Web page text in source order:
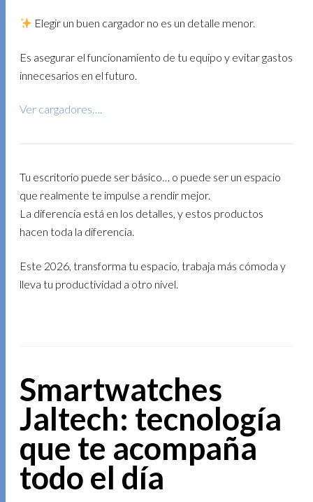
Elegir un buen cargador no es un detalle menor.
Es asegurar el funcionamiento de tu equipo y evitar gastos
innecesarios en el futuro.
Ver cargadores….
Tu escritorio puede ser básico… o puede ser un espacio
que realmente te impulse a rendir mejor.
La diferencia está en los detalles, y estos productos
hacen toda la diferencia.
Este 2026, transforma tu espacio, trabaja más cómoda y
lleva tu productividad a otro nivel.
Smartwatches
Jaltech: tecnología
que te acompaña
todo el día